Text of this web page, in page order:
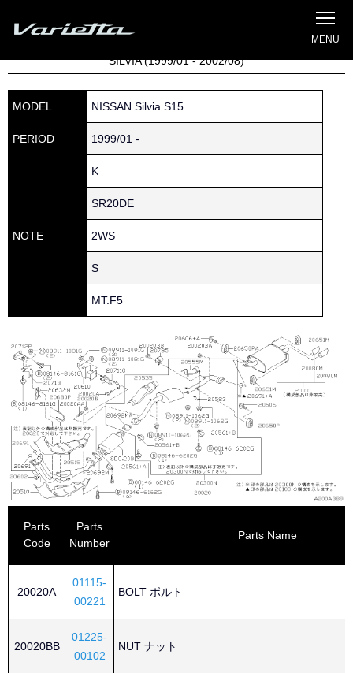
Home
Parts catalog
SILVIA (1999/01 - 2002/08)
MODEL NISSAN Silvia S15
PERIOD 1999/01 -
NOTE
K
SR20DE
2WS
S
MT.F5
Parts
Code
Parts
Number
Parts Name
20020A
01115-
00221
BOLT ボルト
20020BB
01225-
00102
NUT ナット